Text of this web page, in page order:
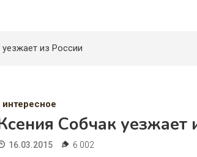
из России
интересное
Собчак уезжает
16.03.2015 6 002